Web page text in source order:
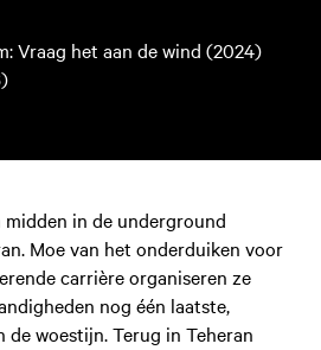
Vraag het aan de wind (2024)
in de underground
Moe van het onderduiken voor
carrière organiseren ze
nog één laatste,
de woestijn. Terug in Teheran